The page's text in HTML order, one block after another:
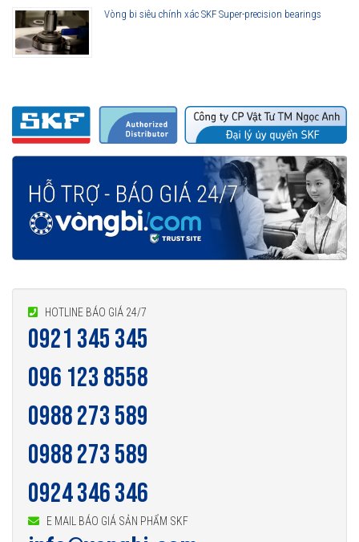
Vòng bi siêu chính xác SKF Super-precision bearings
HOTLINE BÁO GIÁ 24/7
0921 345 345
096 123 8558
0988 273 589
0988 273 589
0924 346 346
E MAIL BÁO GIÁ SẢN PHẨM SKF